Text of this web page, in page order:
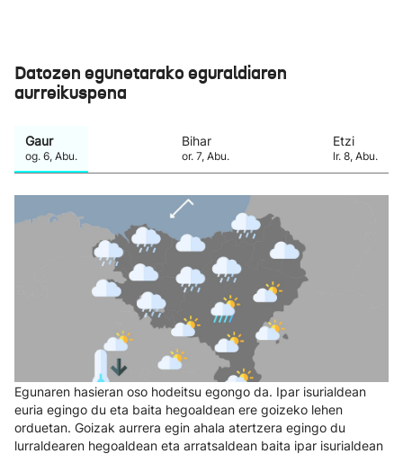
Datozen egunetarako eguraldiaren
aurreikuspena
Gaur
og. 6, Abu.
Bihar
or. 7, Abu.
Etzi
lr. 8, Abu.
Egunaren hasieran oso hodeitsu egongo da. Ipar isurialdean
euria egingo du eta baita hegoaldean ere goizeko lehen
orduetan. Goizak aurrera egin ahala atertzera egingo du
lurraldearen hegoaldean eta arratsaldean baita ipar isurialdean